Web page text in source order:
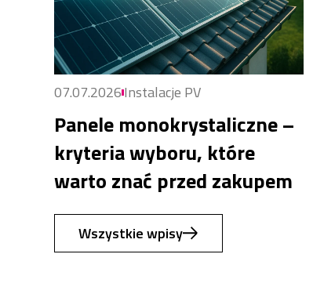
07.07.2026Instalacje PV
Panele monokrystaliczne –
kryteria wyboru, które
warto znać przed zakupem
Wszystkie wpisy